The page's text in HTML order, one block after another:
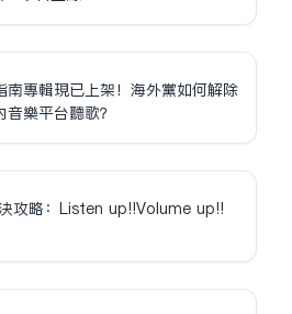
南專輯現已上架！海外黨如何解除
樂平台聽歌？
攻略：Listen up!!Volume up!!